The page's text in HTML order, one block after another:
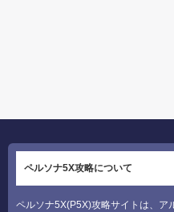
ペルソナ5X攻略について
ペルソナ5X(P5X)攻略サイトは、ア